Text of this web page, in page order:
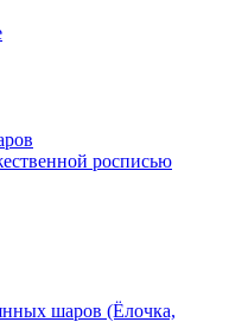
росписью
шаров (Ёлочка,